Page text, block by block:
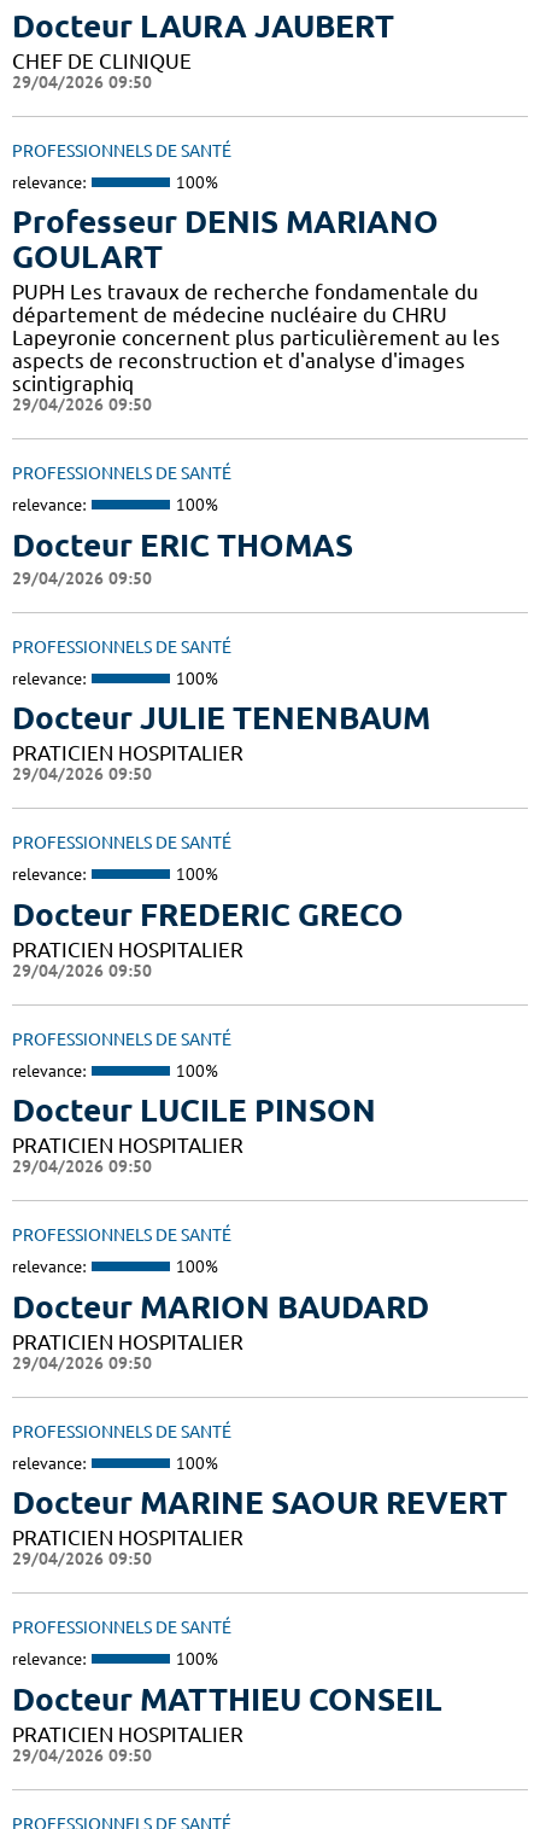
Docteur LAURA JAUBERT
CHEF DE CLINIQUE
29/04/2026 09:50
PROFESSIONNELS DE SANTÉ
relevance: 100%
Professeur DENIS MARIANO
GOULART
PUPH Les travaux de recherche fondamentale du
département de médecine nucléaire du CHRU
Lapeyronie concernent plus particulièrement au les
aspects de reconstruction et d'analyse d'images
scintigraphiq
29/04/2026 09:50
PROFESSIONNELS DE SANTÉ
relevance: 100%
Docteur ERIC THOMAS
29/04/2026 09:50
PROFESSIONNELS DE SANTÉ
relevance: 100%
Docteur JULIE TENENBAUM
PRATICIEN HOSPITALIER
29/04/2026 09:50
PROFESSIONNELS DE SANTÉ
relevance: 100%
Docteur FREDERIC GRECO
PRATICIEN HOSPITALIER
29/04/2026 09:50
PROFESSIONNELS DE SANTÉ
relevance: 100%
Docteur LUCILE PINSON
PRATICIEN HOSPITALIER
29/04/2026 09:50
PROFESSIONNELS DE SANTÉ
relevance: 100%
Docteur MARION BAUDARD
PRATICIEN HOSPITALIER
29/04/2026 09:50
PROFESSIONNELS DE SANTÉ
relevance: 100%
Docteur MARINE SAOUR REVERT
PRATICIEN HOSPITALIER
29/04/2026 09:50
PROFESSIONNELS DE SANTÉ
relevance: 100%
Docteur MATTHIEU CONSEIL
PRATICIEN HOSPITALIER
29/04/2026 09:50
PROFESSIONNELS DE SANTÉ